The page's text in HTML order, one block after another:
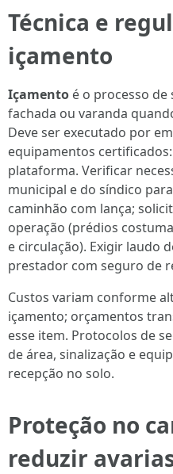
Técnica e
içamento
Içamento é o processo
fachada ou varanda
Deve ser executado por
equipamentos
plataforma. Verificar
municipal e do síndico
caminhão com lança;
operação (prédios
e circulação). Exigir laudo
prestador com seguro de
Custos variam conforme
içamento; orçamentos
esse item. Protocolos de
de área, sinalização e
recepção no solo.
Proteção no
reduzir